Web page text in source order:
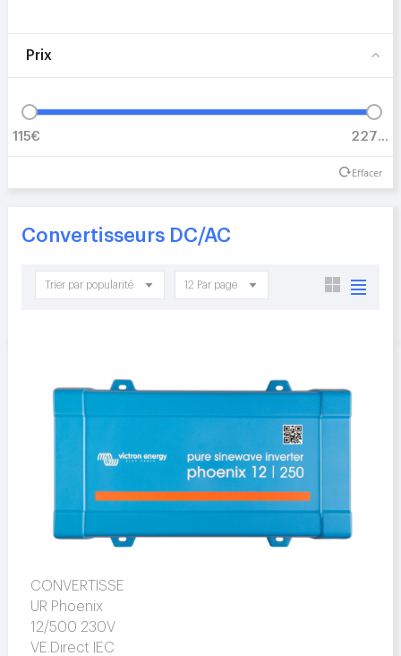
Prix
115€ 2279€
Effacer
Convertisseurs DC/AC
Trier par popularité 12 Par page
CONVERTISSE
UR Phoenix
12/500 230V
VE.Direct IEC